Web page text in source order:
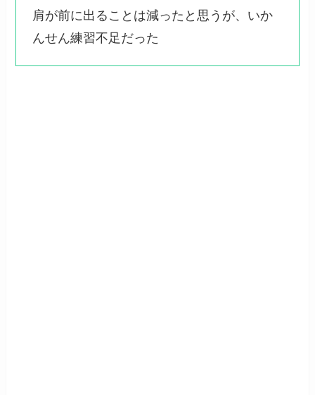
肩が前に出ることは減ったと思うが、いか
んせん練習不足だった